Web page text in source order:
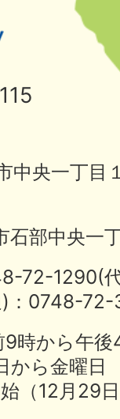
中央一丁目
部中央一
72-
)：0748-
9時から午
から金曜日
（12月29